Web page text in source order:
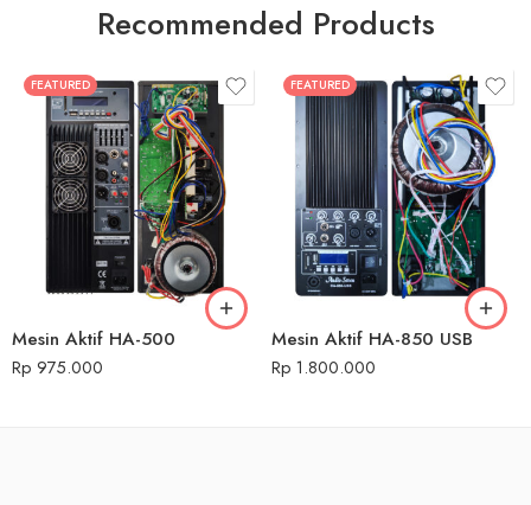
Recommended Products
FEATURED
Mesin Aktif HA-500
Rp 975.000
FEATURED
Mesin Aktif HA-850 USB
Rp 1.800.000